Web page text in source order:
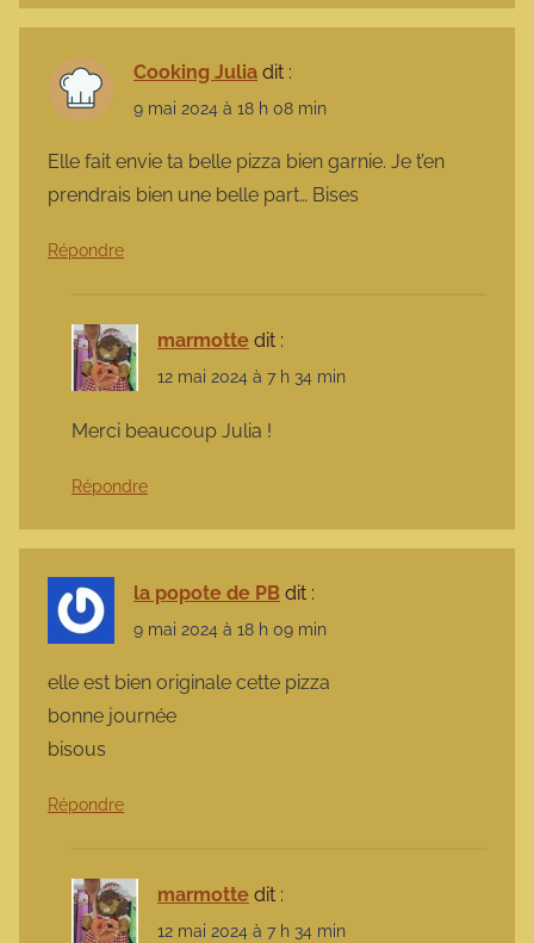
Cooking Julia dit :
9 mai 2024 à 18 h 08 min
Elle fait envie ta belle pizza bien garnie. Je t’en
prendrais bien une belle part… Bises
Répondre
marmotte dit :
12 mai 2024 à 7 h 34 min
Merci beaucoup Julia !
Répondre
la popote de PB dit :
9 mai 2024 à 18 h 09 min
elle est bien originale cette pizza
bonne journée
bisous
Répondre
marmotte dit :
12 mai 2024 à 7 h 34 min